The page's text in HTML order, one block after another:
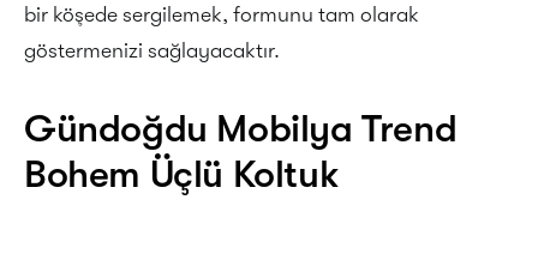
bir köşede sergilemek, formunu tam olarak
göstermenizi sağlayacaktır.
Gündoğdu Mobilya Trend
Bohem Üçlü Koltuk